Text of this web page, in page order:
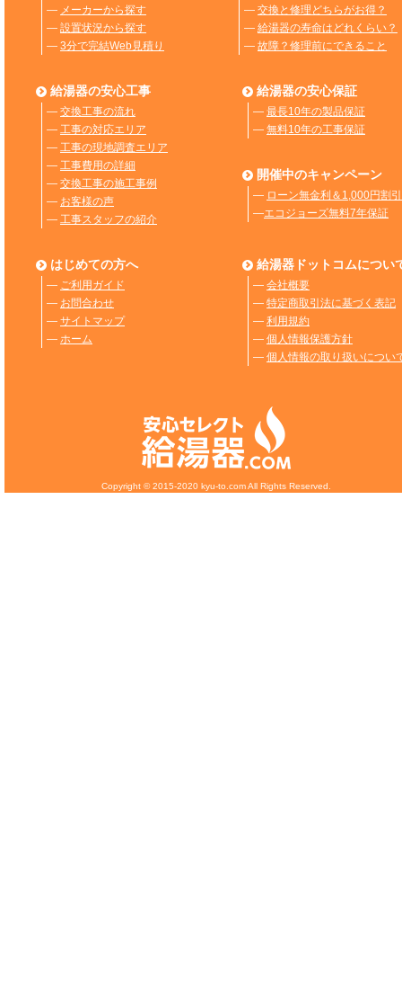
― メーカーから探す
― 設置状況から探す
― 3分で完結Web見積り
― 交換と修理どちらがお得？
― 給湯器の寿命はどれくらい？
― 故障？修理前にできること
給湯器の安心工事
― 交換工事の流れ
― 工事の対応エリア
― 工事の現地調査エリア
― 工事費用の詳細
― 交換工事の施工事例
― お客様の声
― 工事スタッフの紹介
給湯器の安心保証
― 最長10年の製品保証
― 無料10年の工事保証
開催中のキャンペーン
― ローン無金利＆1,000円割引
―エコジョーズ無料7年保証
はじめての方へ
― ご利用ガイド
― お問合わせ
― サイトマップ
― ホーム
給湯器ドットコムについ
― 会社概要
― 特定商取引法に基づく表記
― 利用規約
― 個人情報保護方針
― 個人情報の取り扱いについ
Copyright © 2015-2020 kyu-to.com All Rights Reserved.